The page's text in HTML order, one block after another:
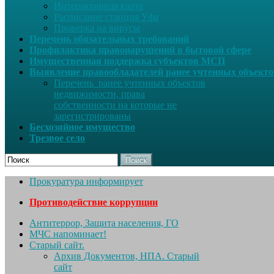
Интерактивная карта
Расписание станция Уфа
Проверка на вирусы
Перечень обязательных требований
Профилактика правонарушений в бытовой сфере
Имущественная поддержка субъектов МСП
Выявление правообладателей ранее учтенных
Перечень ранее учтенных объектов
недвижимости, права
собственности на которые не
зарегистрированы
Бесхозяйное имущество
Трезвое село
Поиск
Прокуратура информирует
Противодействие коррупции
Антитеррор, Защита населения, ГО
МЧС напоминает!
Старый сайт.
Архив Документов, НПА. Старый
сайт